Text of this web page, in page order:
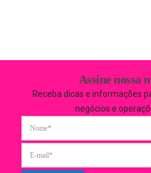
Assine nossa
Receba dicas e informações
negócios e